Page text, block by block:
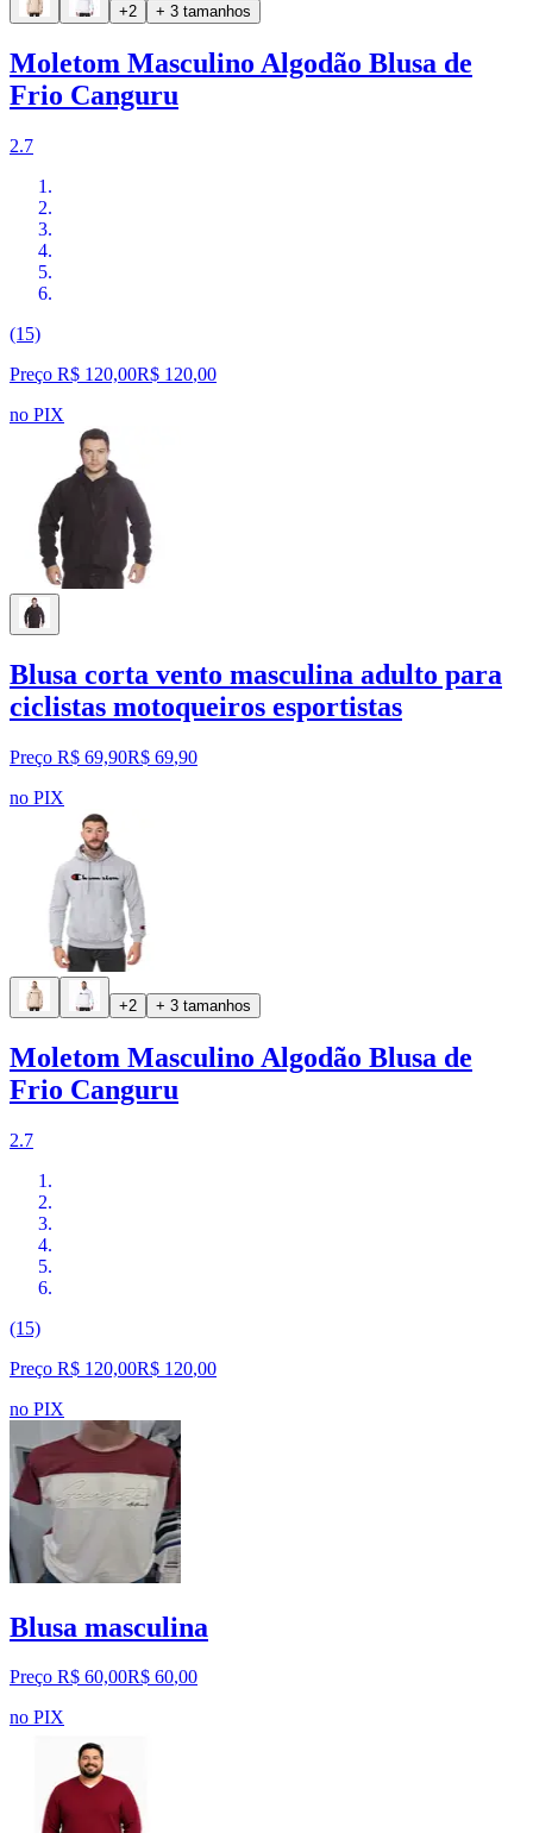
+2 + 3 tamanhos
Moletom Masculino Algodão Blusa de
Frio Canguru
2.7
(15)
Preço R$ 120,00R$ 120,00
no PIX
Blusa corta vento masculina adulto para
ciclistas motoqueiros esportistas
Preço R$ 69,90R$ 69,90
no PIX
+2 + 3 tamanhos
Moletom Masculino Algodão Blusa de
Frio Canguru
2.7
(15)
Preço R$ 120,00R$ 120,00
no PIX
Blusa masculina
Preço R$ 60,00R$ 60,00
no PIX